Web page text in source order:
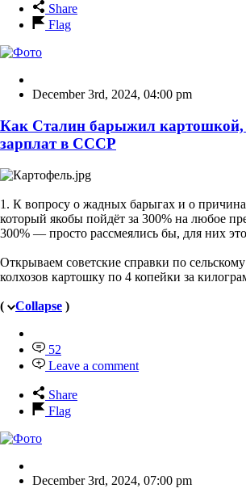
Share
Flag
December 3rd, 2024, 04:00 pm
Как Сталин барыжил картошкой,
зарплат в СССР
1. К вопросу о жадных барыгах и о
который якобы пойдёт за 300% на любое
300% — просто рассмеялись бы, для них
Открываем советские справки по
колхозов картошку по 4 копейки за
( Collapse )
52
Leave a comment
Share
Flag
December 3rd, 2024, 07:00 pm